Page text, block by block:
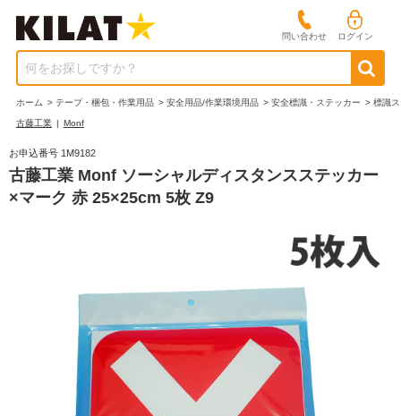
問い合わせ ログイン
何をお探しですか？
ホーム > テープ・梱包・作業用品 > 安全用品/作業環境用品 > 安全標識・ステッカー > 標識
古藤工業 | Monf
お申込番号 1M9182
古藤工業 Monf ソーシャルディスタンスステッカー
×マーク 赤 25×25cm 5枚 Z9